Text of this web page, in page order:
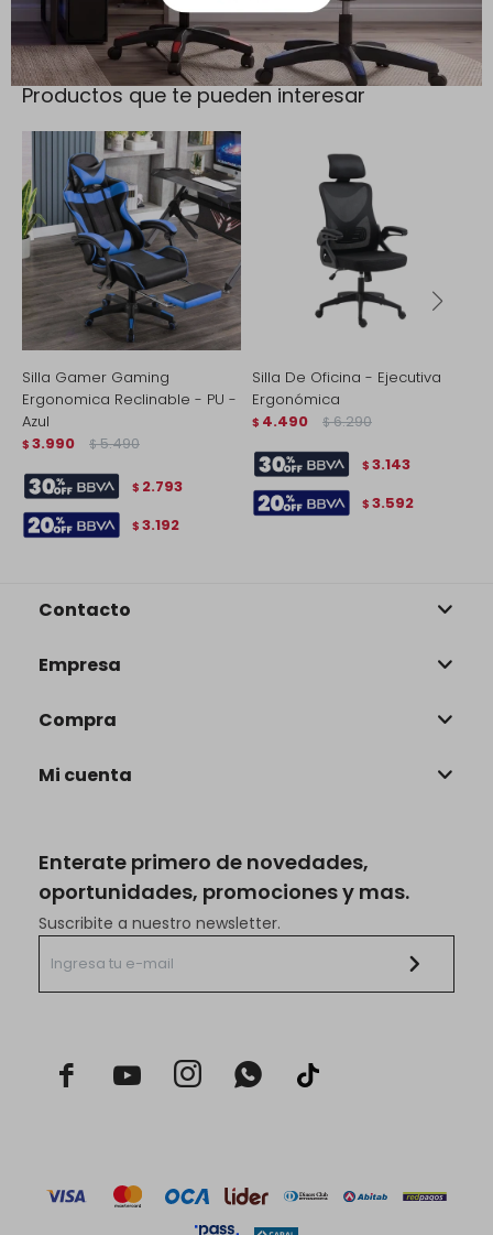
Productos que te pueden interesar
Silla Gamer Gaming
Ergonomica Reclinable - PU -
Azul
$ 3.990 $ 5.490
$ 2.793
$ 3.192
Silla De Oficina - Ejecutiva
Ergonómica
$ 4.490 $ 6.290
$ 3.143
$ 3.592
Enterate primero de novedades,
oportunidades, promociones y mas.
Suscribite a nuestro newsletter.
  
Contacto
Empresa
Compra
Mi cuenta